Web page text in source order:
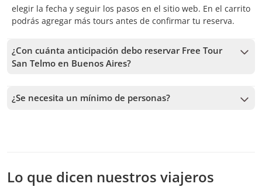
elegir la fecha y seguir los pasos en el sitio web. En el carrito
podrás agregar más tours antes de confirmar tu reserva.
¿Con cuánta anticipación debo reservar Free Tour
San Telmo en Buenos Aires?
disponibilidad. Por lo tanto, recomendamos reservar con la
mayor anticipación posible para asegurar los cupos.
¿Se necesita un mínimo de personas?
Lo que dicen nuestros viajeros